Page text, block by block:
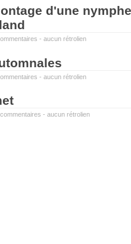
d'une
- aucun rétrolien
- aucun rétrolien
- aucun rétrolien